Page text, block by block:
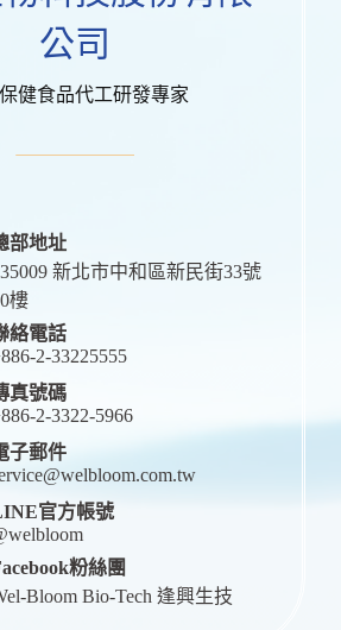
公司
健食品代工研發專家
部地址
新北市中和區新民街33號
樓
絡電話
2-33225555
真號碼
2-3322-5966
子郵件
官方帳號
粉絲團
Bloom Bio-Tech 逢興生技